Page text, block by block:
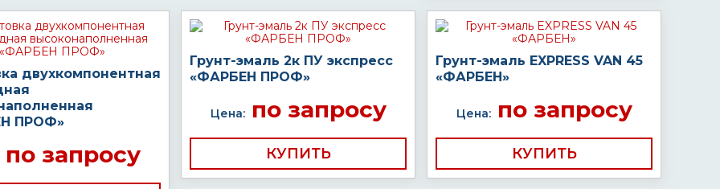
двухкомпонентная
ПРОФ»
запросу
Грунт-эмаль 2к ПУ экспресс
«ФАРБЕН ПРОФ»
Цена:по запросу
КУПИТЬ
Грунт-эмаль EXPRESS VAN 45
«ФАРБЕН»
Цена:по запросу
КУПИТЬ